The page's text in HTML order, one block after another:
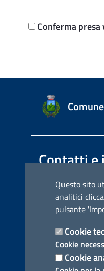
Questo sito
analitici
pulsante
Cookie
Cookie
Cookie
Conferma
Contatti
Comune di
Via Roma 23 -
P.IVA:
Codice fiscale:
Email:
Posta